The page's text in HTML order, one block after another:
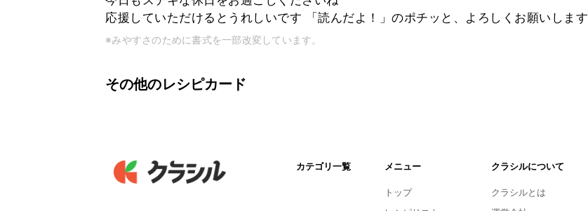
応援していただけるとうれしいです 「読んだよ！」のポチッと、よろしくお願いします
※みやすさのために書式を一部改変しています。
その他のレシピカード
カテゴリ一覧 メニュー
トップ
クラシルについて
クラシルとは